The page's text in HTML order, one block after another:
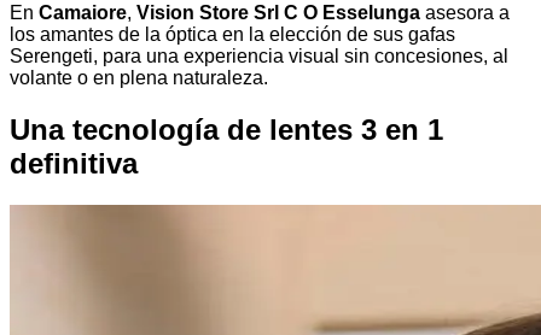
En Camaiore, Vision Store Srl C O Esselunga asesora a
los amantes de la óptica en la elección de sus gafas
Serengeti, para una experiencia visual sin concesiones, al
volante o en plena naturaleza.
Una tecnología de lentes 3 en 1
definitiva